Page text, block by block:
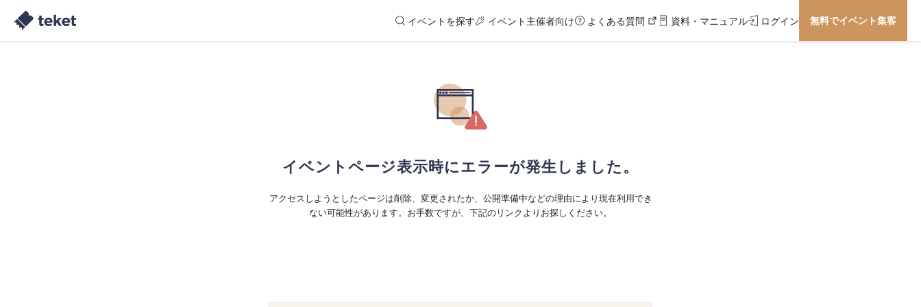
イベントを探す イベント主催者向け よくある質問 資料・マニュアル ログイン 無料でイベント集客
イベントページ表示時にエラーが発生しました。
アクセスしようとしたページは削除、変更されたか、公開準備中などの理由により現在利用でき
ない可能性があります。お手数ですが、下記のリンクよりお探しください。